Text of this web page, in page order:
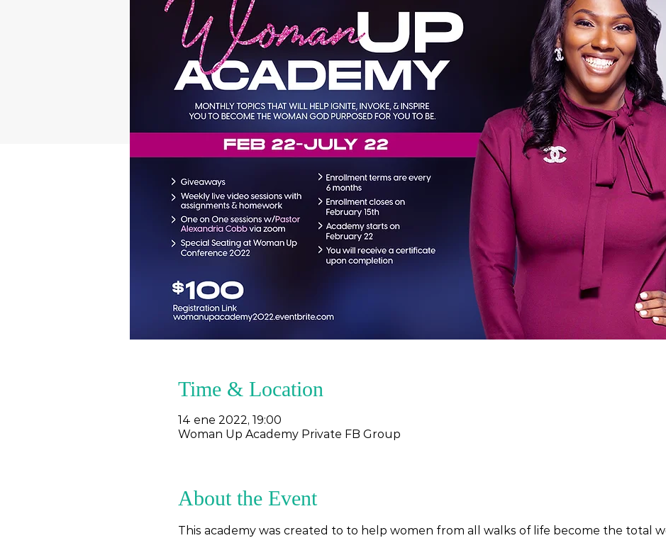
Time & Location
14 ene 2022, 19:00
Woman Up Academy Private FB Group
About the Event
This academy was created to to help women from all walks of life become the total